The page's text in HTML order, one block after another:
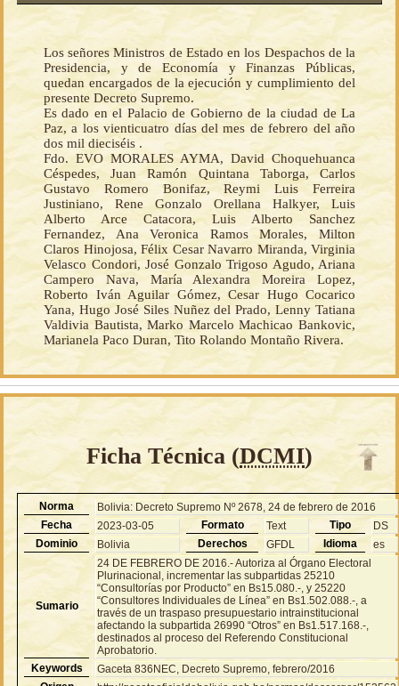
Los señores Ministros de Estado en los Despachos de la
Presidencia, y de Economía y Finanzas Públicas,
quedan encargados de la ejecución y cumplimiento del
presente Decreto Supremo.
Es dado en el Palacio de Gobierno de la ciudad de La
Paz, a los vienticuatro días del mes de febrero del año
dos mil dieciséis .
Fdo. EVO MORALES AYMA, David Choquehuanca
Céspedes, Juan Ramón Quintana Taborga, Carlos
Gustavo Romero Bonifaz, Reymi Luis Ferreira
Justiniano, Rene Gonzalo Orellana Halkyer, Luis
Alberto Arce Catacora, Luis Alberto Sanchez
Fernandez, Ana Veronica Ramos Morales, Milton
Claros Hinojosa, Félix Cesar Navarro Miranda, Virginia
Velasco Condori, José Gonzalo Trigoso Agudo, Ariana
Campero Nava, María Alexandra Moreira Lopez,
Roberto Iván Aguilar Gómez, Cesar Hugo Cocarico
Yana, Hugo José Siles Nuñez del Prado, Lenny Tatiana
Valdivia Bautista, Marko Marcelo Machicao Bankovic,
Marianela Paco Duran, Tito Rolando Montaño Rivera.
Ficha Técnica (DCMI)
Norma
Bolivia: Decreto Supremo Nº 2678, 24 de febrero de 2016
Fecha
2023-03-05 Formato Text Tipo
DS
Dominio
Bolivia Derechos GFDL Idioma es
Sumario
24 DE FEBRERO DE 2016.- Autoriza al Órgano Electoral
Plurinacional, incrementar las subpartidas 25210
“Consultorías por Producto” en Bs15.080.-, y 25220
“Consultores Individuales de Línea” en Bs1.502.088.-, a
través de un traspaso presupuestario intrainstitucional
afectando la subpartida 26990 “Otros” en Bs1.517.168.-,
destinados al proceso del Referendo Constitucional
Aprobatorio.
Keywords
Gaceta 836NEC, Decreto Supremo, febrero/2016